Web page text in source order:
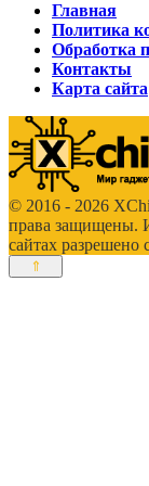
Главная
Политика
Обработка
Контакты
Карта сайта
© 2016 - 2026
права защищены.
сайтах разрешено